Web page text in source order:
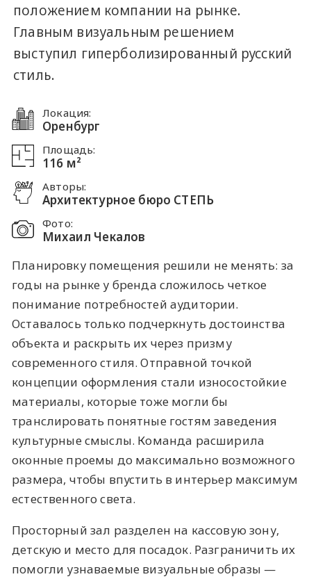
положением компании на рынке.
Главным визуальным решением
выступил гиперболизированный русский
стиль.
Локация:
Оренбург
Площадь:
116 м²
Авторы:
Архитектурное бюро СТЕПЬ
Фото:
Михаил Чекалов
Планировку помещения решили не менять: за
годы на рынке у бренда сложилось четкое
понимание потребностей аудитории.
Оставалось только подчеркнуть достоинства
объекта и раскрыть их через призму
современного стиля. Отправной точкой
концепции оформления стали износостойкие
материалы, которые тоже могли бы
транслировать понятные гостям заведения
культурные смыслы. Команда расширила
оконные проемы до максимально возможного
размера, чтобы впустить в интерьер максимум
естественного света.
Просторный зал разделен на кассовую зону,
детскую и место для посадок. Разграничить их
помогли узнаваемые визуальные образы —